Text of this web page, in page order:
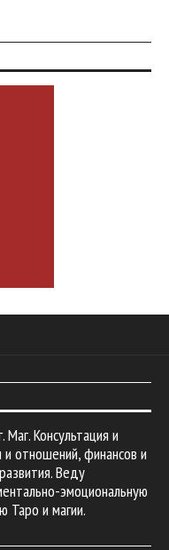
Маг. Консультация и
отношений, финансов и
Веду
эмоциональную
Таро и магии.